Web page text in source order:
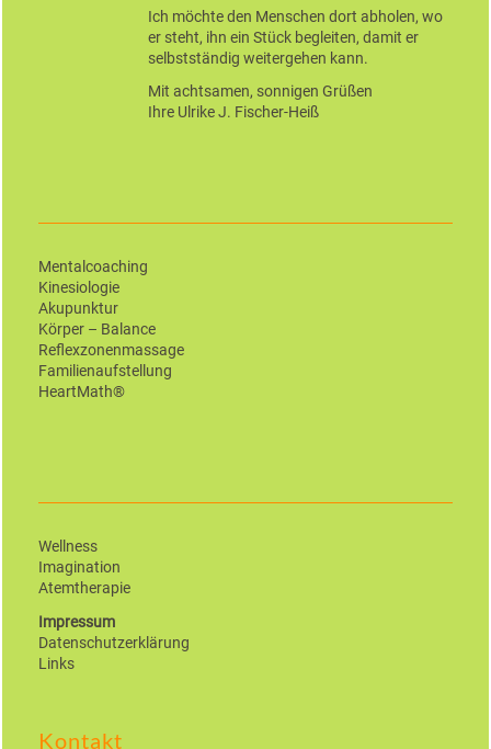
Ich möchte den Menschen dort abholen, wo
er steht, ihn ein Stück begleiten, damit er
selbstständig weitergehen kann.
Mit achtsamen, sonnigen Grüßen
Ihre Ulrike J. Fischer-Heiß
Mentalcoaching
Kinesiologie
Akupunktur
Körper – Balance
Reflexzonenmassage
Familienaufstellung
HeartMath®
Wellness
Imagination
Atemtherapie
Impressum
Datenschutzerklärung
Links
Kontakt